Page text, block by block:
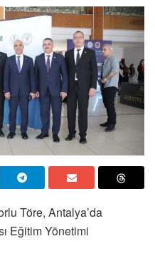
Töre, Antalya’da
Eğitim Yönetimi